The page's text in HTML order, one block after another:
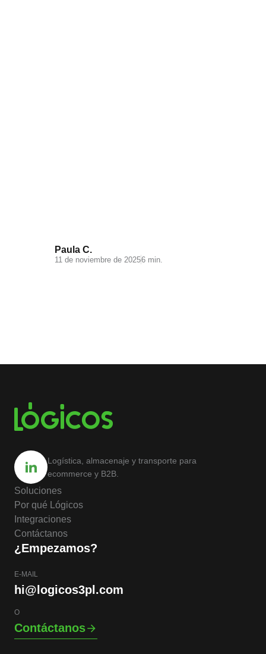
Paula C.
11 de noviembre de 20256 min.
Logística, almacenaje y transporte para
ecommerce y B2B.
Soluciones
Por qué Lógicos
Integraciones
Contáctanos
¿Empezamos?
E-MAIL
hi@logicos3pl.com
O
Contáctanos